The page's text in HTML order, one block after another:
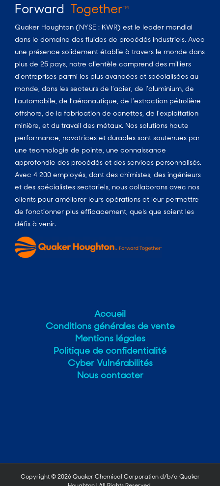
Forward TogetherTM
Quaker Houghton (NYSE : KWR) est le leader mondial
dans le domaine des fluides de procédés industriels. Avec
une présence solidement établie à travers le monde dans
plus de 25 pays, notre clientèle comprend des milliers
d’entreprises parmi les plus avancées et spécialisées au
monde, dans les secteurs de l’acier, de l’aluminium, de
l’automobile, de l’aéronautique, de l’extraction pétrolière
offshore, de la fabrication de canettes, de l’exploitation
minière, et du travail des métaux. Nos solutions haute
performance, novatrices et durables sont soutenues par
une technologie de pointe, une connaissance
approfondie des procédés et des services personnalisés.
Avec 4 200 employés, dont des chimistes, des ingénieurs
et des spécialistes sectoriels, nous collaborons avec nos
clients pour améliorer leurs opérations et leur permettre
de fonctionner plus efficacement, quels que soient les
défis à venir.
Accueil
Conditions générales de vente
Mentions légales
Politique de confidentialité
Cyber Vulnérabilités
Nous contacter
Copyright ©2026 Quaker Chemical Corporation d/b/a Quaker